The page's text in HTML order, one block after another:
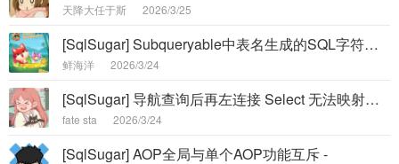
天降大任于斯 2026/3/25
[SqlSugar] Subqueryable中表名生成的SQL字符串未按照SugarTable特性的表名来生成 -
鲜海洋 2026/3/24
[SqlSugar] 导航查询后再左连接 Select 无法映射出导航查询出来的二级实体 -
fate sta 2026/3/24
[SqlSugar] AOP全局与单个AOP功能互斥 -